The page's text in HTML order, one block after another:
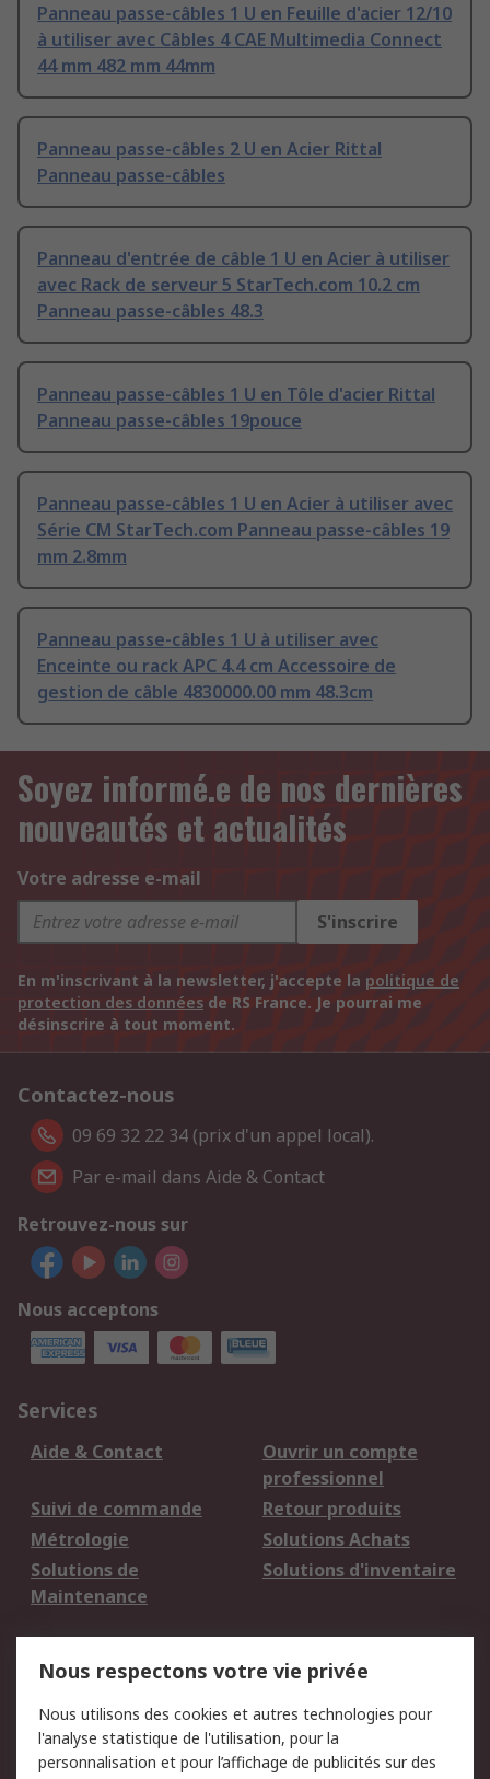
Panneau passe-câbles 1 U en Feuille d'acier 12/10
à utiliser avec Câbles 4 CAE Multimedia Connect
44 mm 482 mm 44mm
Panneau passe-câbles 2 U en Acier Rittal
Panneau passe-câbles
Panneau d'entrée de câble 1 U en Acier à utiliser
avec Rack de serveur 5 StarTech.com 10.2 cm
Panneau passe-câbles 48.3
Panneau passe-câbles 1 U en Tôle d'acier Rittal
Panneau passe-câbles 19pouce
Panneau passe-câbles 1 U en Acier à utiliser avec
Série CM StarTech.com Panneau passe-câbles 19
mm 2.8mm
Panneau passe-câbles 1 U à utiliser avec
Enceinte ou rack APC 4.4 cm Accessoire de
gestion de câble 4830000.00 mm 48.3cm
Soyez informé.e de nos dernières
nouveautés et actualités
Votre adresse e-mail
S'inscrire
En m'inscrivant à la newsletter, j'accepte la politique de
protection des données de RS France. Je pourrai me
désinscrire à tout moment.
Contactez-nous
09 69 32 22 34 (prix d'un appel local).
Par e-mail dans Aide & Contact
Retrouvez-nous sur
Nous acceptons
Services
Aide & Contact
Ouvrir un compte
professionnel
Suivi de commande
Retour produits
Métrologie
Solutions Achats
Solutions de
Maintenance
Solutions d'inventaire
du site
Politique de protection
Sécurité des E-mails
Nous respectons votre vie privée
Nous utilisons des cookies et autres technologies pour
l'analyse statistique de l'utilisation, pour la
personnalisation et pour l’affichage de publicités sur des